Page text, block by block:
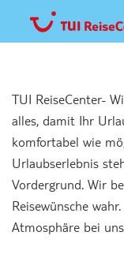
TUI ReiseCenter-
alles, damit Ihr
komfortabel wie
Urlaubserlebnis
Vordergrund. Wir
Reisewünsche
Atmosphäre bei